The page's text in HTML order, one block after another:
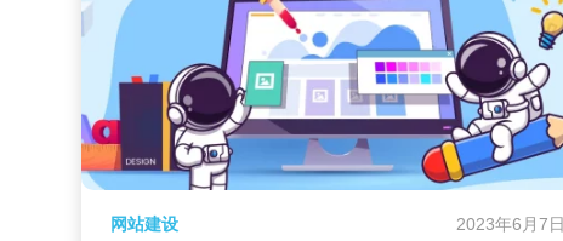
2023年6月7日
网站建设